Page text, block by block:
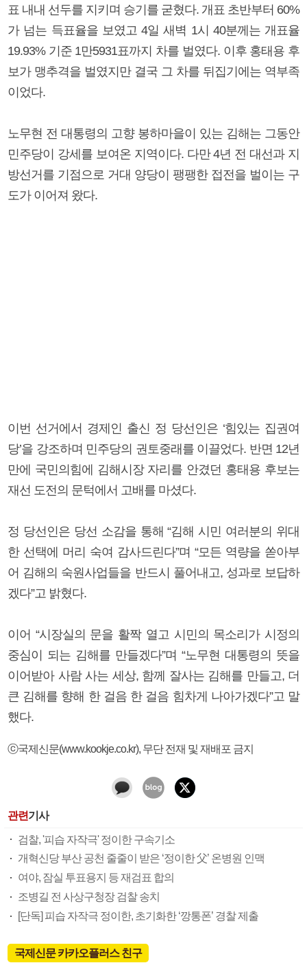
표 내내 선두를 지키며 승기를 굳혔다. 개표 초반부터 60%
가 넘는 득표율을 보였고 4일 새벽 1시 40분께는 개표율
19.93% 기준 1만5931표까지 차를 벌였다. 이후 홍태용 후
보가 맹추격을 벌였지만 결국 그 차를 뒤집기에는 역부족
이었다.
노무현 전 대통령의 고향 봉하마을이 있는 김해는 그동안
민주당이 강세를 보여온 지역이다. 다만 4년 전 대선과 지
방선거를 기점으로 거대 양당이 팽팽한 접전을 벌이는 구
도가 이어져 왔다.
이번 선거에서 경제인 출신 정 당선인은 ‘힘있는 집권여
당’을 강조하며 민주당의 권토중래를 이끌었다. 반면 12년
만에 국민의힘에 김해시장 자리를 안겼던 홍태용 후보는
재선 도전의 문턱에서 고배를 마셨다.
정 당선인은 당선 소감을 통해 “김해 시민 여러분의 위대
한 선택에 머리 숙여 감사드린다”며 “모든 역량을 쏟아부
어 김해의 숙원사업들을 반드시 풀어내고, 성과로 보답하
겠다”고 밝혔다.
이어 “시장실의 문을 활짝 열고 시민의 목소리가 시정의
중심이 되는 김해를 만들겠다”며 “노무현 대통령의 뜻을
이어받아 사람 사는 세상, 함께 잘사는 김해를 만들고, 더
큰 김해를 향해 한 걸음 한 걸음 힘차게 나아가겠다”고 말
했다.
ⓒ국제신문(www.kookje.co.kr), 무단 전재 및 재배포 금지
관련기사
검찰, '피습 자작극' 정이한 구속기소
개혁신당 부산 공천 줄줄이 받은 ‘정이한 父’ 온병원 인맥
여야, 잠실 투표용지 등 재검표 합의
조병길 전 사상구청장 검찰 송치
[단독] 피습 자작극 정이한, 초기화한 ‘깡통폰’ 경찰 제출
국제신문 카카오플러스 친구